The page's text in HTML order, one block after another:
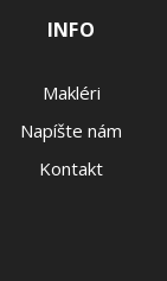
INFO
Makléri
Napíšte nám
Kontakt